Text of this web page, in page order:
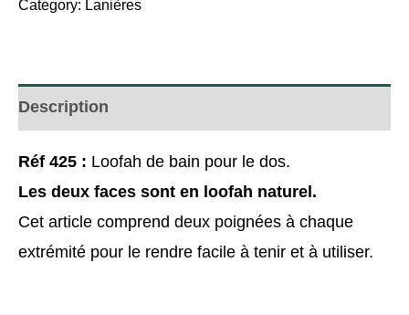
Category: Lanières
Description
Réf 425 : Loofah de bain pour le dos.
Les deux faces sont en loofah naturel.
Cet article comprend deux poignées à chaque
extrémité pour le rendre facile à tenir et à utiliser.